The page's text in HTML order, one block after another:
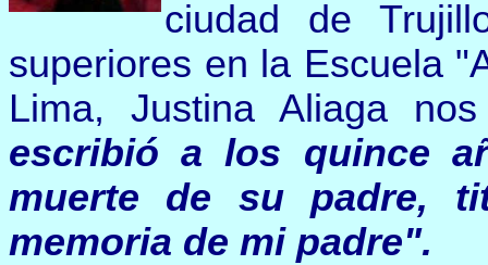
ciudad de
superiores en la Escuela
Lima, Justina Aliaga
escribió a los quince
muerte de su padre,
memoria de mi padre".